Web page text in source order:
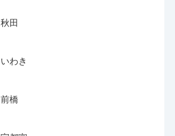
秋田
いわき
前橋